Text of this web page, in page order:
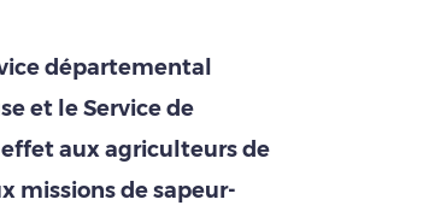
départemental
et le Service de
aux agriculteurs de
missions de sapeur-